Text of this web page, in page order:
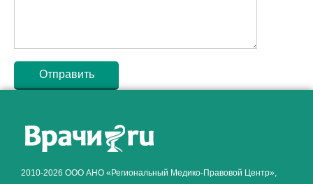
2010-2026 ООО АНО «Региональный Медико-Правовой Центр»,